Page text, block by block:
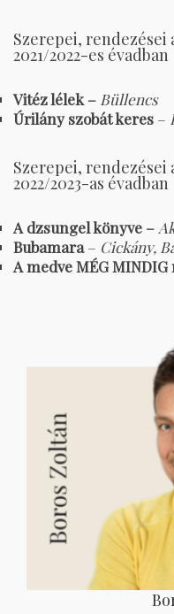
Szerepei, rendezései
2021/2022-es évadban
Vitéz lélek – Büllencs
Úrilány szobát keres –
Szerepei, rendezései
2022/2023-as évadban
A dzsungel könyve –
Bubamara– Cickány,
A medve MÉG